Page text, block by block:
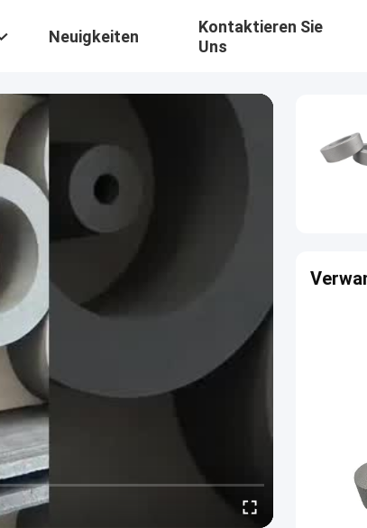
Neuigkeiten
Kontaktieren Sie
Uns